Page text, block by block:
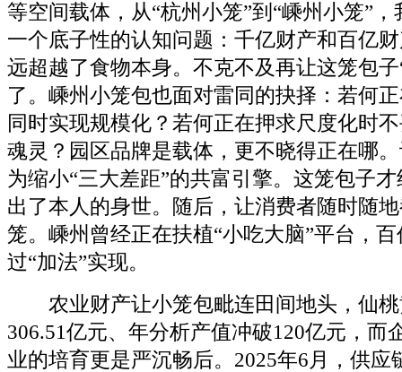
等空间载体，从“杭州小笼”到“嵊州小笼”
一个底子性的认知问题：千亿财产和百亿
远超越了食物本身。不克不及再让这笼包
了。嵊州小笼包也面对雷同的抉择：若何
同时实现规模化？若何正在押求尺度化时
魂灵？园区品牌是载体，更不晓得正在哪
为缩小“三大差距”的共富引擎。这笼包子
出了本人的身世。随后，让消费者随时随
笼。嵊州曾经正在扶植“小吃大脑”平台，
过“加法”实现。
农业财产让小笼包毗连田间地头，仙桃
306.51亿元、年分析产值冲破120亿元，而
业的培育更是严沉畅后。2025年6月，供应